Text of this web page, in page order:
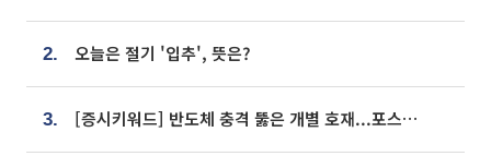
2. 오늘은 절기 '입추', 뜻은?
3. [증시키워드] 반도체 충격 뚫은 개별 호재...포스코퓨처엠·에코프로·한화솔루션 '눈길'